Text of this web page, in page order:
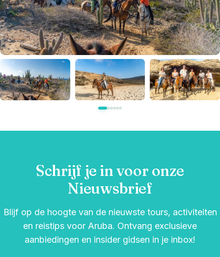
Schrijf je in voor onze
Nieuwsbrief
Blijf op de hoogte van de nieuwste tours, activiteiten
en reistips voor Aruba. Ontvang exclusieve
aanbiedingen en insider gidsen in je inbox!